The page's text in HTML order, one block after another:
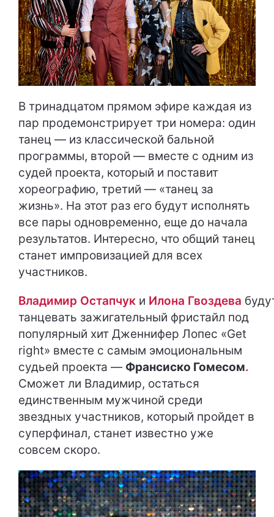
В тринадцатом прямом эфире каждая из
пар продемонстрирует три номера: один
танец — из классической бальной
программы, второй — вместе с одним из
судей проекта, который и поставит
хореографию, третий — «танец за
жизнь». На этот раз его будут исполнять
все пары одновременно, еще до начала
результатов. Интересно, что общий танец
станет импровизацией для всех
участников.
Владимир Остапчук и Илона Гвоздева
танцевать зажигательный фристайл под
популярный хит Дженнифер Лопес «Get
right» вместе с самым эмоциональным
судьей проекта — Франсиско Гомесом.
Сможет ли Владимир, остаться
единственным мужчиной среди
звездных участников, который пройдет в
суперфинал, станет известно уже
совсем скоро.